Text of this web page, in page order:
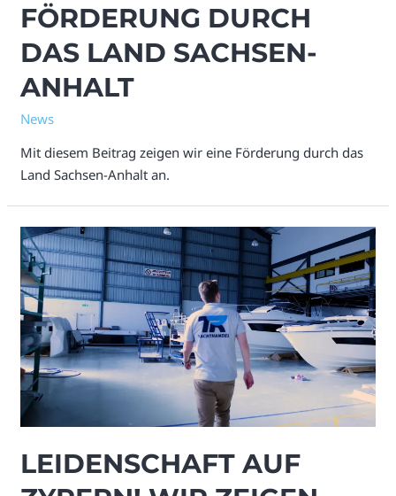
FÖRDERUNG DURCH
DAS LAND SACHSEN-
ANHALT
News
Mit diesem Beitrag zeigen wir eine Förderung durch das
Land Sachsen-Anhalt an.
LEIDENSCHAFT AUF